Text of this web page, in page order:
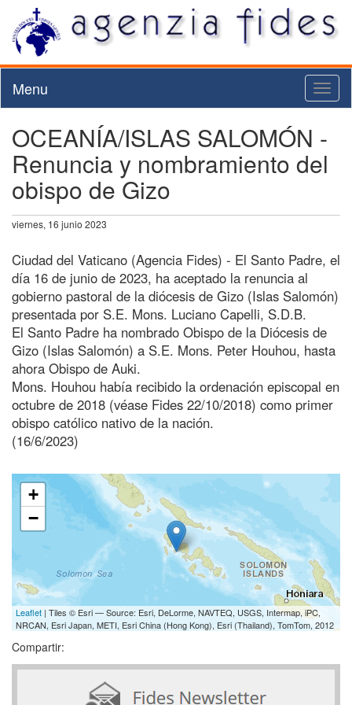
Menu
OCEANÍA/ISLAS SALOMÓN -
Renuncia y nombramiento del
obispo de Gizo
viernes, 16 junio 2023
Ciudad del Vaticano (Agencia Fides) - El Santo Padre, el
día 16 de junio de 2023, ha aceptado la renuncia al
gobierno pastoral de la diócesis de Gizo (Islas Salomón)
presentada por S.E. Mons. Luciano Capelli, S.D.B.
El Santo Padre ha nombrado Obispo de la Diócesis de
Gizo (Islas Salomón) a S.E. Mons. Peter Houhou, hasta
ahora Obispo de Auki.
Mons. Houhou había recibido la ordenación episcopal en
octubre de 2018 (véase Fides 22/10/2018) como primer
obispo católico nativo de la nación.
(16/6/2023)
+
−
Leaflet | Tiles © Esri — Source: Esri, DeLorme, NAVTEQ, USGS, Intermap, iPC,
NRCAN, Esri Japan, METI, Esri China (Hong Kong), Esri (Thailand), TomTom, 2012
Compartir: